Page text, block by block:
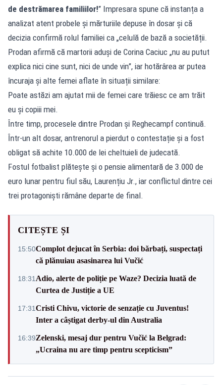
de destrămarea familiilor!” Impresara spune că instanța a
analizat atent probele și mărturiile depuse în dosar și că
decizia confirmă rolul familiei ca „celulă de bază a societății.
Prodan afirmă că martorii aduși de Corina Caciuc „nu au putut
explica nici cine sunt, nici de unde vin”, iar hotărârea ar putea
încuraja și alte femei aflate în situații similare:
Poate astăzi am ajutat mii de femei care trăiesc ce am trăit
eu și copiii mei.
Între timp, procesele dintre Prodan și Reghecampf continuă.
Într-un alt dosar, antrenorul a pierdut o contestație și a fost
obligat să achite 10.000 de lei cheltuieli de judecată.
Fostul fotbalist plătește și o pensie alimentară de 3.000 de
euro lunar pentru fiul său, Laurențiu Jr., iar conflictul dintre cei
trei protagoniști rămâne departe de final.
CITEȘTE ȘI
15:50Complot dejucat în Serbia: doi bărbați, suspectați
că plănuiau asasinarea lui Vučić
18:31 Adio, alerte de poliție pe Waze? Decizia luată de
Curtea de Justiție a UE
17:31Cristi Chivu, victorie de senzație cu Juventus!
Inter a câștigat derby-ul din Australia
16:39Zelenski, mesaj dur pentru Vučić la Belgrad:
„Ucraina nu are timp pentru scepticism”